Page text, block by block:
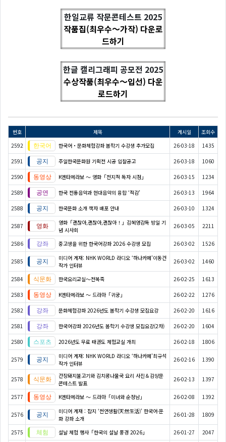
한일교류 작문콘테스트 2025
작품집(최우수～가작) 다운로
드하기
한글 캘리그래피 공모전 2025
수상작품(최우수～입선) 다운
로드하기
번호 제목 게시일
조회수
2592
한국어・문화체험강좌 봄학기 수강생 추가모집 26-03-18 1435
2591 주일한국문화원 기획전 시공 입찰공고 26-03-18 1060
2590 K엔타메라보 ～ 영화「전지적 독자 시점」 26-03-15 1234
2589 한국 전통음악과 현대음악의 융합 ‘적감’ 26-03-13 1964
2588 한국문화 소개 책자 배포 안내 26-03-10 1324
2587
영화「괜찮아,괜찮아,괜찮아！」김혜영감독 방일 기
념 시사회
26-03-05 2211
2586 중고생을 위한 한국어강좌 2026 수강생 모집 26-03-02 1526
2585
미디어 게재: NHK WORLD 라디오 ‘하나카페’이동건
작가 인터뷰
26-03-02 1460
2584 한국요리교실〜전복죽 26-02-25 1613
2583 K엔타메라보 ～ 드라마「귀궁」 26-02-22 1276
2582 문화체험강좌 2026년도 봄학기 수강생 모집요강 26-02-20 1616
2581 한국어강좌 2026년도 봄학기 수강생 모집요강(2차) 26-02-20 1604
2580 2026년도 무료 태권도 체험교실 개최 26-02-18 1806
2579
미디어 게재: NHK WORLD 라디오 ‘하나카페’최규석
작가 인터뷰
26-02-16 1390
2578
간장돼지불고기와 김치콩나물국 요리 사진＆감상문
콘테스트 발표
26-02-13 1397
2577 K엔타메라보 ～ 드라마「미녀와 순정남」 26-02-08 1392
2576
미디어 게재 : 잡지 ‘천연생활(天然生活)’ 한국어·문
화 강좌 소개
26-01-28 1809
2575 설날 체험 행사「한국의 설날 풍경 2026」 26-01-27 2047